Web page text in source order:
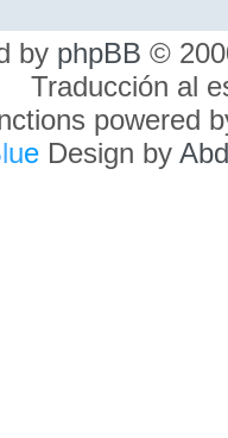
by phpBB ©
Traducción al
powered
lueDesign by